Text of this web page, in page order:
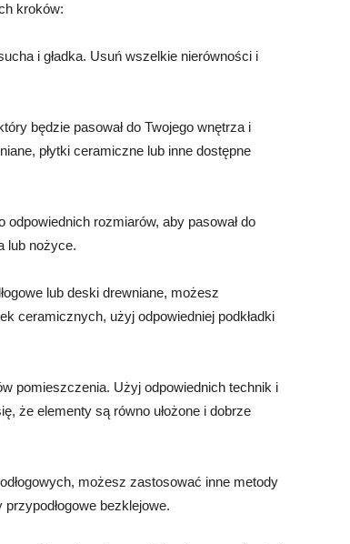
kroków:
i gładka. Usuń wszelkie nierówności i
będzie pasował do Twojego wnętrza i
płytki ceramiczne lub inne dostępne
odpowiednich rozmiarów, aby pasował do
lub nożyce.
lub deski drewniane, możesz
ceramicznych, użyj odpowiedniej podkładki
pomieszczenia. Użyj odpowiednich technik i
że elementy są równo ułożone i dobrze
możesz zastosować inne metody
bezklejowe.